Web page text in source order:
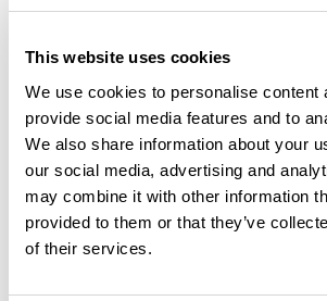
This website uses cookies
We use cookies to personalise content
provide social media features and to
We also share information about your
our social media, advertising and
may combine it with other information
provided to them or that they’ve
of their services.
Ajouter un avis
Découvrez ce parcours de vélo de 57,6 km